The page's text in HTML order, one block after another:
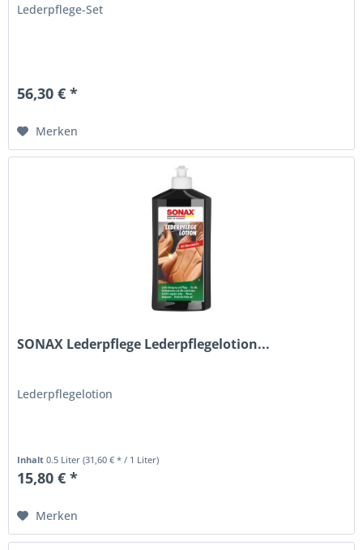
Lederpflege-Set
56,30 € *
Merken
SONAX Lederpflege Lederpflegelotion...
Lederpflegelotion
Inhalt0.5 Liter(31,60 € * / 1 Liter)
15,80 € *
Merken